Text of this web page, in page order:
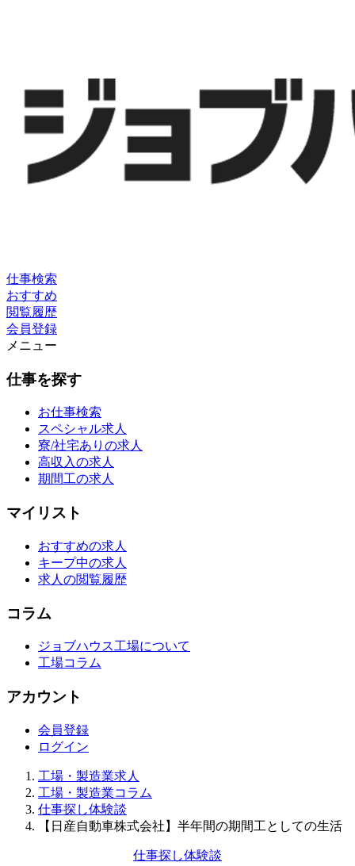
仕事検索
おすすめ
閲覧履歴
会員登録
メニュー
仕事を探す
お仕事検索
スペシャル求人
寮/社宅ありの求人
高収入の求人
期間工の求人
マイリスト
おすすめの求人
キープ中の求人
求人の閲覧履歴
コラム
ジョブハウス工場について
工場コラム
アカウント
会員登録
ログイン
工場・製造業求人
工場・製造業コラム
仕事探し体験談
【日産自動車株式会社】半年間の期間工としての生活
仕事探し体験談